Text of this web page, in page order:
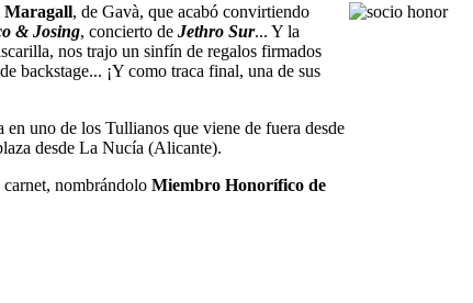
Maragall, de Gavà, que acabó convirtiendo
& Josing, concierto de Jethro Sur... Y la
nos trajo un sinfín de regalos firmados
backstage... ¡Y como traca final, una de sus
en uno de los Tullianos que viene de fuera desde
desde La Nucía (Alicante).
nombrándolo Miembro Honorífico de